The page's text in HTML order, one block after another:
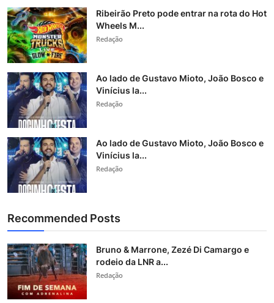
Ribeirão Preto pode entrar na rota do Hot
Wheels M...
Redação
Ao lado de Gustavo Mioto, João Bosco e
Vinícius la...
Redação
Ao lado de Gustavo Mioto, João Bosco e
Vinícius la...
Redação
Recommended Posts
Bruno & Marrone, Zezé Di Camargo e
rodeio da LNR a...
Redação